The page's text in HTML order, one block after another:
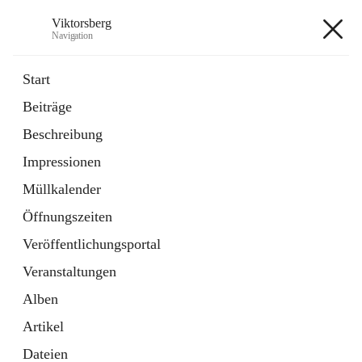
Viktorsberg
Navigation
Start
Beiträge
Beschreibung
Impressionen
Müllkalender
Öffnungszeiten
Veröffentlichungsportal
Veranstaltungen
Alben
Artikel
Dateien
1 Schnellzugriff
Bürgerservice
10 Schnellzugriffe